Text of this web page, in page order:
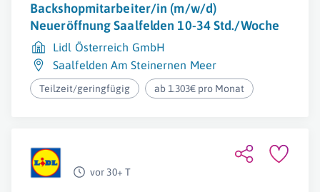
Backshopmitarbeiter/in (m/w/d)
Neueröffnung Saalfelden 10-34 Std./Woche
Lidl Österreich GmbH
Saalfelden Am Steinernen Meer
Teilzeit/geringfügig ab 1.303€ pro Monat
vor 30+ T